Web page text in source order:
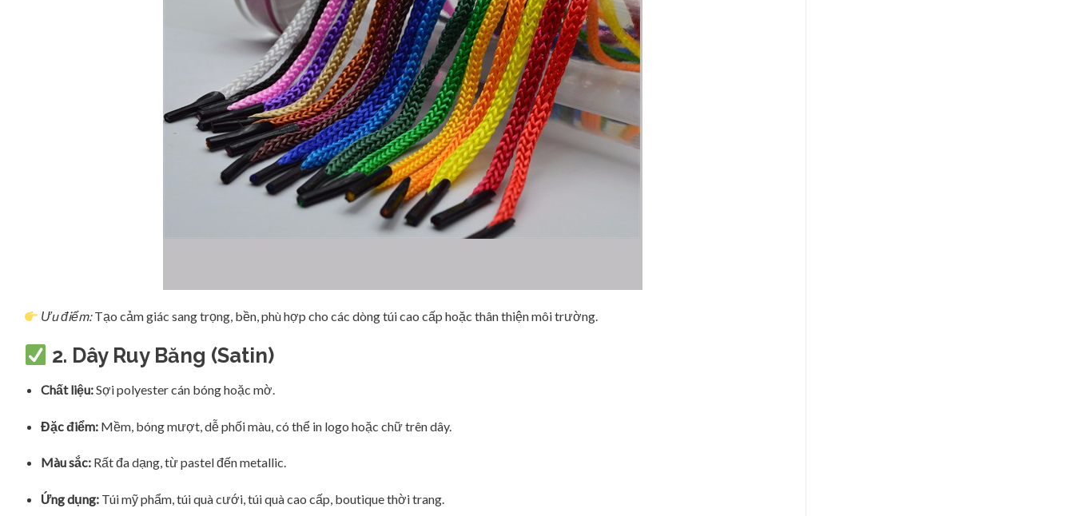
Ưu điểm:Tạo cảm giác sang trọng, bền, phù hợp cho các dòng túi cao cấp hoặc thân thiện môi trường.
2. Dây Ruy Băng (Satin)
Chất liệu:Sợi polyester cán bóng hoặc mờ.
Đặc điểm:Mềm, bóng mượt, dễ phối màu, có thể in logo hoặc chữ trên dây.
Màu sắc:Rất đa dạng, từ pastel đến metallic.
Ứng dụng:Túi mỹ phẩm, túi quà cưới, túi quà cao cấp, boutique thời trang.